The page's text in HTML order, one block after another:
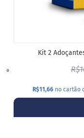
Kit 2
R$11,66no cartão